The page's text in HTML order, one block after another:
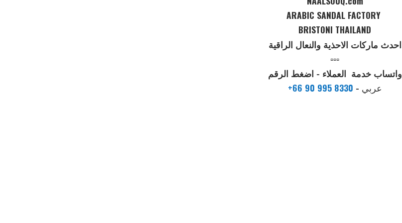
ARABIC SANDAL FACTORY
BRISTONI THAILAND
احدث ماركات الاحذية والنعال الراقية
▫️▫️▫️
واتساب خدمة العملاء - اضغط الرقم
+66 90 995 8330 - عربي